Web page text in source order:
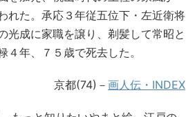
れた。承応３年従五位下・左近衛将
光成に家職を譲り、剃髪して常昭と
年、７５歳で死去した。
京都(74)－ 画人伝・INDEX